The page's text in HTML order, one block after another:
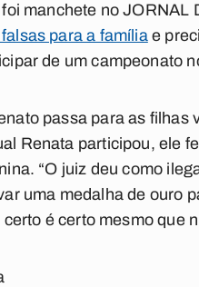
manchete noJORNAL
para a famíliae
de um campeonato
passa para as
Renata participou, ele
“O juiz deu como
uma medalha de ouro
é certo mesmo que